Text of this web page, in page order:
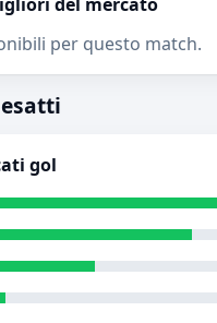
per questo match.
gol